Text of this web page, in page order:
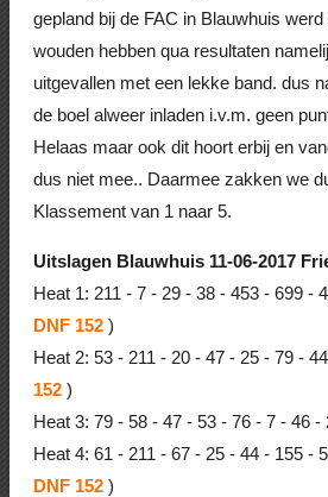
gepland bij de FAC in Blauwhuis
wouden hebben qua resultaten
uitgevallen met een lekke band. dus
de boel alweer inladen i.v.m. geen
Helaas maar ook dit hoort erbij en
dus niet mee.. Daarmee zakken we
Klassement van 1 naar 5.
Uitslagen Blauwhuis 11-06-2017
Heat 1: 211 - 7 - 29 - 38 - 453 - 699 -
DNF 152)
Heat 2: 53 - 211 - 20 - 47 - 25 - 79 -
152)
Heat 3: 79 - 58 - 47 - 53 - 76 - 7 - 46 -
Heat 4: 61 - 211 - 67 - 25 - 44 - 155 -
DNF 152)